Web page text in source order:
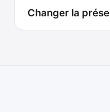
Changer la